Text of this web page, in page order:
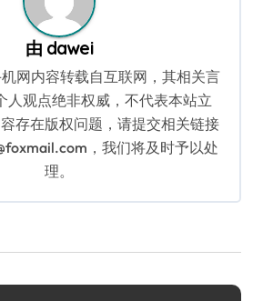
由 dawei
机网内容转载自互联网，其相关言
人观点绝非权威，不代表本站立
存在版权问题，请提交相关链接
，我们将及时予以处
理。